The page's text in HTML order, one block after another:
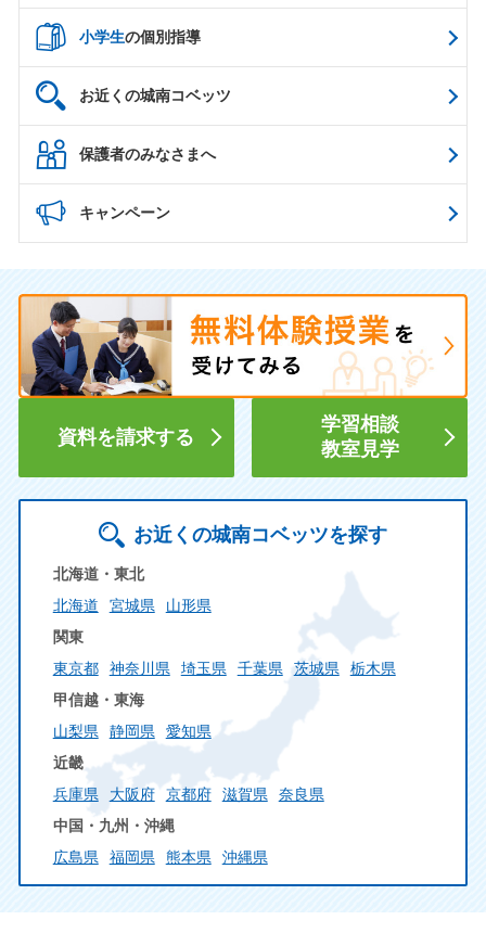
小学生の個別指導
お近くの城南コベッツ
保護者のみなさまへ
キャンペーン
資料を請求する
学習相談
教室見学
お近くの城南コベッツを探す
北海道・東北
北海道
宮城県
山形県
関東
東京都
神奈川県 埼玉県 千葉県 茨城県
栃木県
甲信越・東海
山梨県
静岡県
愛知県
近畿
兵庫県
大阪府 京都府 滋賀県
奈良県
中国・九州・沖縄
広島県
福岡県 熊本県 沖縄県